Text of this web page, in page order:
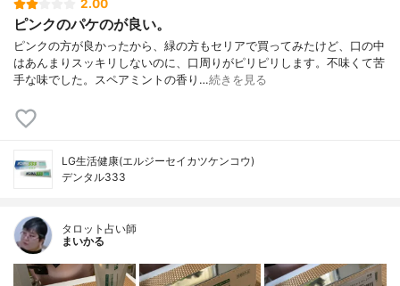
2.00
ピンクのパケのが良い。
ピンクの方が良かったから、緑の方もセリアで買ってみたけど、口の中
はあんまりスッキリしないのに、口周りがピリピリします。不味くて苦
手な味でした。スペアミントの香り…続きを見る
LG生活健康(エルジーセイカツケンコウ)
デンタル333
タロット占い師
まいかる